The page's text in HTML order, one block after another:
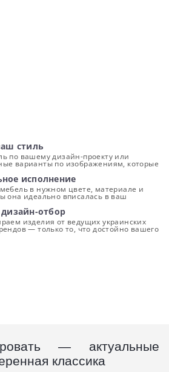
стиль
по вашему дизайн-проекту или
варианты по изображениям, которые
исполнение
в нужном цвете, материале и
она идеально вписалась в ваш
отбор
изделия от ведущих украинских
— только то, что достойно вашего
— актуальные
классика